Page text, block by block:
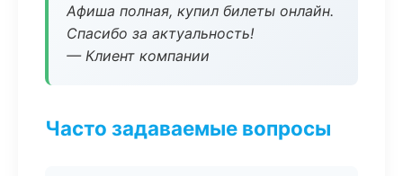
Афиша полная, купил билеты онлайн.
Спасибо за актуальность!
— Клиент компании
Часто задаваемые вопросы